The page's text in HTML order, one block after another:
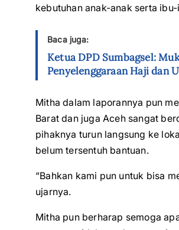
kebutuhan anak-anak serta
Baca juga:
Ketua DPD Sumbagsel:
Penyelenggaraan Haji dan
Mitha dalam laporannya pun
Barat dan juga Aceh sangat
pihaknya turun langsung ke
belum tersentuh bantuan.
“Bahkan kami pun untuk bisa
ujarnya.
Mitha pun berharap semoga